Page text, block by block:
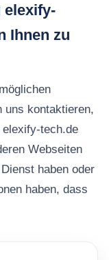
elexify-
Ihnen zu
uns kontaktieren,
tech.de
Webseiten
haben oder
haben, dass